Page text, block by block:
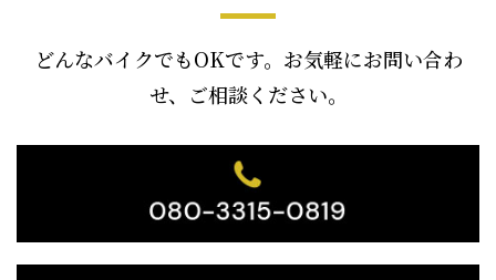
どんなバイクでもOKです。お気軽にお問い合わ
せ、ご相談ください。